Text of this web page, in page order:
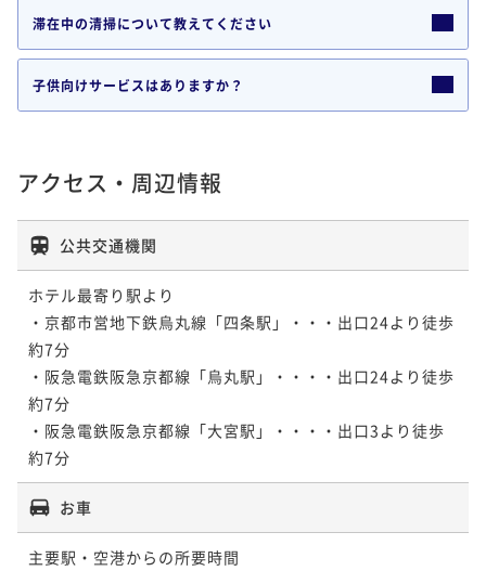
滞在中の清掃について教えてください
子供向けサービスはありますか？
アクセス・周辺情報
公共交通機関
ホテル最寄り駅より
・京都市営地下鉄烏丸線「四条駅」・・・出口24より徒歩
約7分
・阪急電鉄阪急京都線「烏丸駅」・・・・出口24より徒歩
約7分
・阪急電鉄阪急京都線「大宮駅」・・・・出口3より徒歩
約7分
お車
主要駅・空港からの所要時間